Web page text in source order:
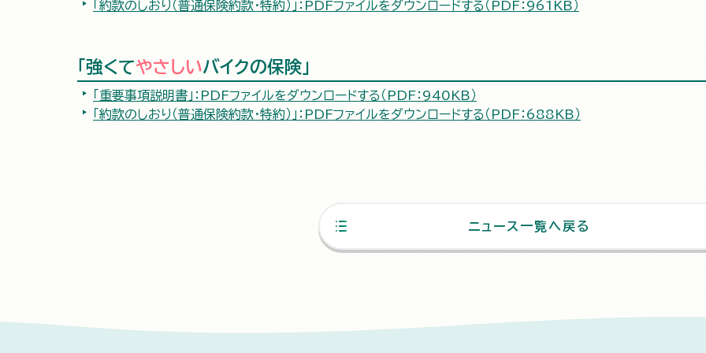
「約款のしおり（普通保険約款・特約）」：PDFファイルをダウンロードする（PDF：961KB）
「強くてやさしいバイクの保険」
「重要事項説明書」：PDFファイルをダウンロードする（PDF：940KB）
「約款のしおり（普通保険約款・特約）」：PDFファイルをダウンロードする（PDF：688KB）
ニュース一覧へ戻る